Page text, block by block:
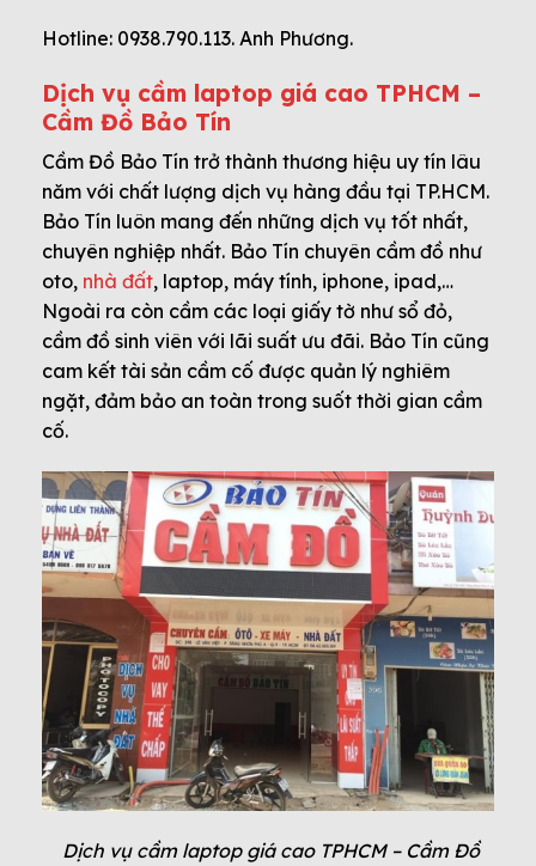
Hotline: 0938.790.113. Anh Phương.
Dịch vụ cầm laptop giá cao TPHCM –
Cầm Đồ Bảo Tín
Cầm Đồ Bảo Tín trở thành thương hiệu uy tín lâu
năm với chất lượng dịch vụ hàng đầu tại TP.HCM.
Bảo Tín luôn mang đến những dịch vụ tốt nhất,
chuyên nghiệp nhất. Bảo Tín chuyên cầm đồ như
oto, nhà đất, laptop, máy tính, iphone, ipad,…
Ngoài ra còn cầm các loại giấy tờ như sổ đỏ,
cầm đồ sinh viên với lãi suất ưu đãi. Bảo Tín cũng
cam kết tài sản cầm cố được quản lý nghiêm
ngặt, đảm bảo an toàn trong suốt thời gian cầm
cố.
Dịch vụ cầm laptop giá cao TPHCM – Cầm Đồ